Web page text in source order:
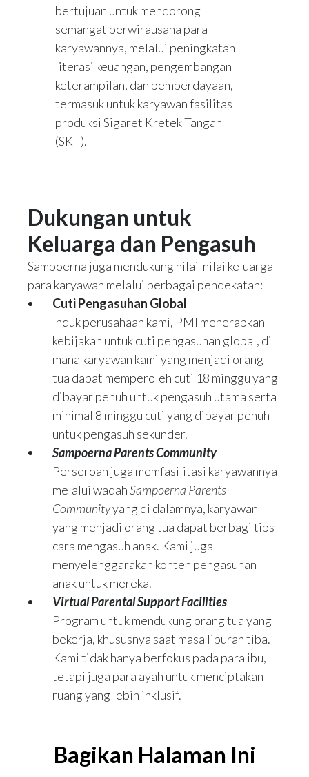
bertujuan untuk mendorong
semangat berwirausaha para
karyawannya, melalui peningkatan
literasi keuangan, pengembangan
keterampilan, dan pemberdayaan,
termasuk untuk karyawan fasilitas
produksi Sigaret Kretek Tangan
(SKT).
Dukungan untuk
Keluarga dan Pengasuh
Sampoerna juga mendukung nilai-nilai keluarga
para karyawan melalui berbagai pendekatan:
Cuti Pengasuhan Global
Induk perusahaan kami, PMI menerapkan
kebijakan untuk cuti pengasuhan global, di
mana karyawan kami yang menjadi orang
tua dapat memperoleh cuti 18 minggu yang
dibayar penuh untuk pengasuh utama serta
minimal 8 minggu cuti yang dibayar penuh
untuk pengasuh sekunder.
Sampoerna Parents Community
Perseroan juga memfasilitasi karyawannya
melalui wadahSampoerna Parents
Communityyang di dalamnya, karyawan
yang menjadi orang tua dapat berbagi tips
cara mengasuh anak. Kami juga
menyelenggarakan konten pengasuhan
anak untuk mereka.
Virtual Parental Support Facilities
Program untuk mendukung orang tua yang
bekerja, khususnya saat masa liburan tiba.
Kami tidak hanya berfokus pada para ibu,
tetapi juga para ayah untuk menciptakan
ruang yang lebih inklusif.
Bagikan Halaman Ini